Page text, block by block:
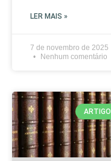
LER MAIS »
7 de novembro de 2025
Nenhum comentário
ARTIGO